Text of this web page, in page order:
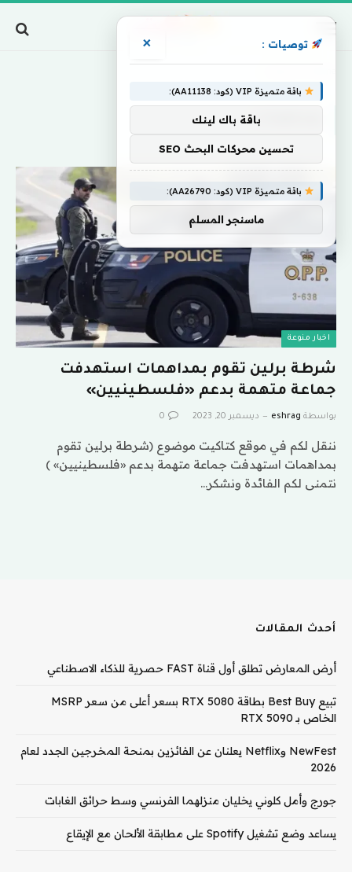
بمداهمات
اخبار منوعة
شرطة برلين تقوم بمداهمات استهدفت
جماعة متهمة بدعم «فلسطينيين»
بواسطة eshrag ديسمبر 20, 2023 0
ننقل لكم في موقع كتاكيت موضوع (شرطة برلين تقوم
بمداهمات استهدفت جماعة متهمة بدعم «فلسطينيين» )
نتمنى لكم الفائدة ونشكر…
أحدث المقالات
أرض المعارض تطلق أول قناة FAST حصرية للذكاء الاصطناعي
تبيع Best Buy بطاقة RTX 5080 بسعر أعلى من سعر MSRP
الخاص بـ RTX 5090
NewFest وNetflix يعلنان عن الفائزين بمنحة المخرجين الجدد لعام
2026
جورج وأمل كلوني يخليان منزلهما الفرنسي وسط حرائق الغابات
يساعد وضع تشغيل Spotify على مطابقة الألحان مع الإيقاع
توصيات : ×
باقة متميزة VIP (كود: AA11138):
باقة باك لينك
تحسين محركات البحث SEO
باقة متميزة VIP (كود: AA26790):
ماسنجر المسلم